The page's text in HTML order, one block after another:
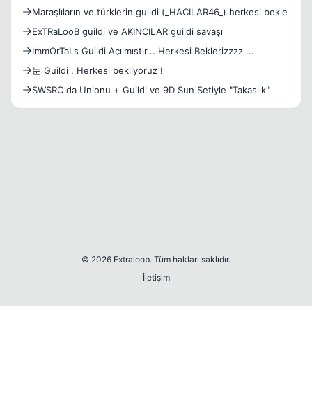
Maraşlıların ve türklerin guildi (_HACILAR46_) herkesi bekle
ExTRaLooB guildi ve AKINCILAR guildi savaşı
ImmOrTaLs Guildi Açılmıstır... Herkesi Beklerizzzz ...
눈 Guildi . Herkesi bekliyoruz !
SWSRO'da Unionu + Guildi ve 9D Sun Setiyle "Takaslık"
© 2026 Extraloob. Tüm hakları saklıdır.
İletişim